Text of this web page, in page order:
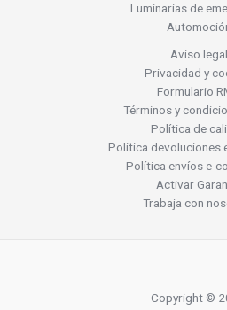
Luminarias de
Aviso legal
Privacidad y
Formulario
Términos y
Política de
Política devoluciones
Política envíos e-
Activar
Trabaja con
Copyright ©